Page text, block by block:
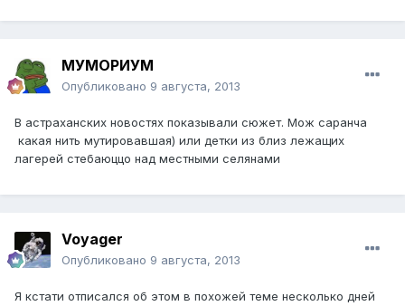
МУМОРИУМ
Опубликовано 9 августа, 2013
В астраханских новостях показывали сюжет. Мож саранча
какая нить мутировавшая) или детки из близ лежащих
лагерей стебаюццо над местными селянами
Voyager
Опубликовано 9 августа, 2013
Я кстати отписался об этом в похожей теме несколько дней